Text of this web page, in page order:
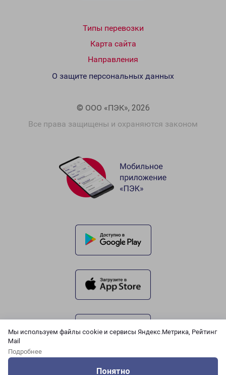
Мы используем файлы cookie и сервисы Яндекс.Метрика, Рейтинг
Mail
Подробнее
Понятно
Типы перевозки
Карта сайта
Направления
© ООО «ПЭК», 2026
Все права защищены и охраняются законом
О защите персональных данных